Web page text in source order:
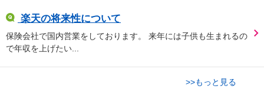
楽天の将来性について
保険会社で国内営業をしております。 来年には子供も生まれるの
で年収を上げたい...
>>もっと見る